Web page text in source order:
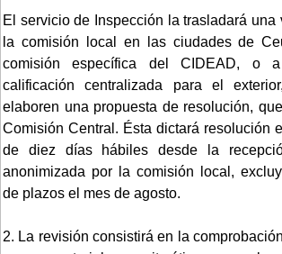
El servicio de Inspección la trasladará una
la comisión local en las ciudades de
comisión específica del CIDEAD, o
calificación centralizada para el
elaboren una propuesta de resolución,
Comisión Central. Ésta dictará resolución
de diez días hábiles desde la
anonimizada por la comisión local,
de plazos el mes de agosto.
2. La revisión consistirá en la